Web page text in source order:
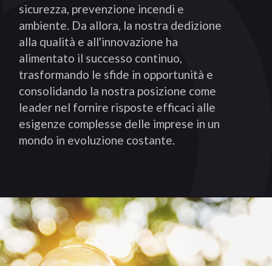
sicurezza, prevenzione incendi e
ambiente. Da allora, la nostra dedizione
alla qualità e all'innovazione ha
alimentato il successo continuo,
trasformando le sfide in opportunità e
consolidando la nostra posizione come
leader nel fornire risposte efficaci alle
esigenze complesse delle imprese in un
mondo in evoluzione costante.